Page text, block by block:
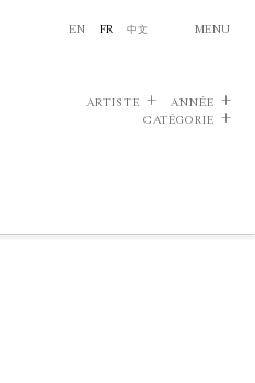
EN FR 中文 MENU
ARTISTE
ANNÉE
CATÉGORIE